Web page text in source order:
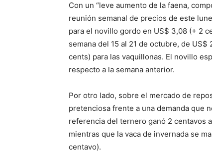
Con un “leve aumento de la faena,
reunión semanal de precios de este
para el novillo gordo en US$ 3,08 (+ 2
semana del 15 al 21 de octubre, de
cents) para las vaquillonas. El novillo
respecto a la semana anterior.
Por otro lado, sobre el mercado de
pretenciosa frente a una demanda que
referencia del ternero ganó 2 centavos
mientras que la vaca de invernada se
centavo).